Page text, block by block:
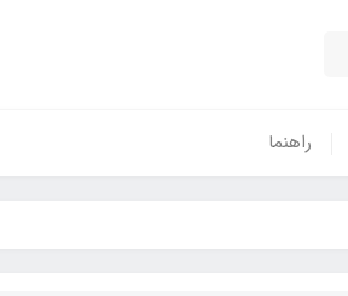
راهنما